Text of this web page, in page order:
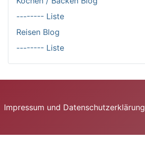
-------- Liste
Reisen Blog
-------- Liste
Impressum und Datenschutzerklärung